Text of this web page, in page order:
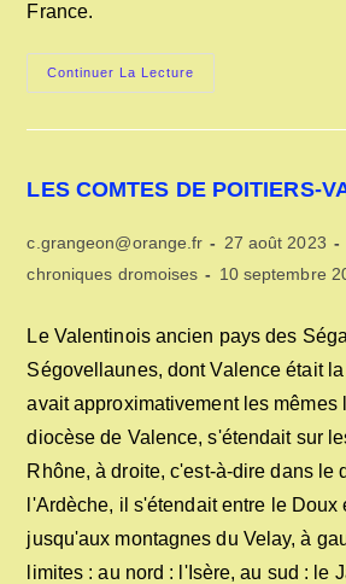
France.
Continuer La Lecture
DE
LE
1496)
LES COMTES DE POITIERS-
Auteur/autrice
de
c.grangeon@orange.fr
Publication
publiée :
27 août 2023
Post
chroniques dromoises
Dernière
la
publication :
10 septembre
Le Valentinois ancien pays des
Ségovellaunes, dont Valence était
avait approximativement les mêmes
diocèse de Valence, s'étendait sur
Rhône, à droite, c'est-à-dire dans le
l'Ardèche, il s'étendait entre le Doux
jusqu'aux montagnes du Velay, à
limites : au nord : l'Isère, au sud : le